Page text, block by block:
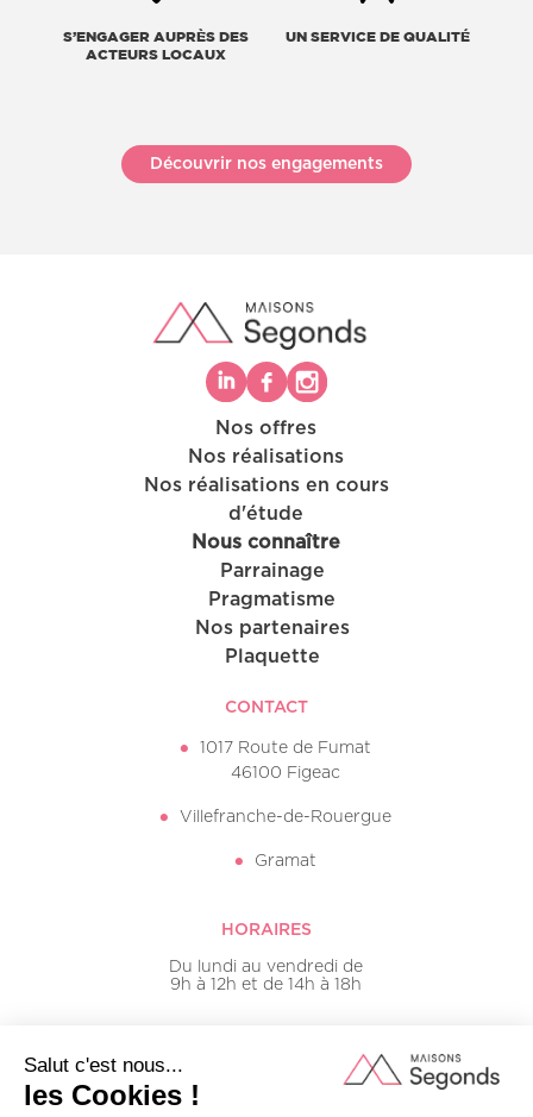
S’ENGAGER AUPRÈS DES
ACTEURS LOCAUX
UN SERVICE DE QUALITÉ
Découvrir nos engagements
Nos offres
Nos réalisations
Nos réalisations en cours
d'étude
Nous connaître
Parrainage
Pragmatisme
Nos partenaires
Plaquette
CONTACT
1017 Route de Fumat
46100 Figeac
Villefranche-de-Rouergue
Gramat
HORAIRES
Du lundi au vendredi de
9h à 12h et de 14h à 18h